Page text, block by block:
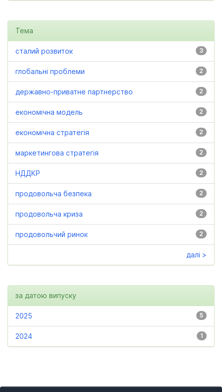
Тема
3
сталий розвиток
2
глобальні проблеми
2
державно-приватне партнерство
2
економічна модель
2
економічна стратегія
2
маркетингова стратегія
2
НДДКР
2
продовольча безпека
2
продовольча криза
2
продовольчий ринок
далі >
за датою випуску
5
2025
1
2024